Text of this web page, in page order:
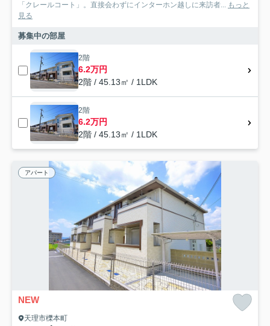
「クレールコート」。直接会わずにインターホン越しに来訪者... もっと
見る
募集中の部屋
2階
6.2万円
2階 / 45.13㎡ / 1LDK
2階
6.2万円
2階 / 45.13㎡ / 1LDK
アパート
NEW
天理市櫟本町